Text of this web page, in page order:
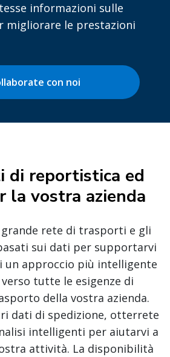
informazioni sulle
migliorare le prestazioni
con noi
di reportistica ed
la vostra azienda
rete di trasporti e gli
sui dati per supportarvi
un approccio più intelligente
tutte le esigenze di
della vostra azienda.
dati di spedizione, otterrete
intelligenti per aiutarvi a
attività. La disponibilità